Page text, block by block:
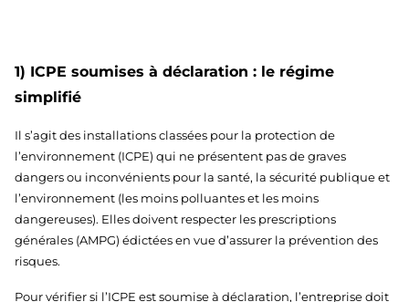
1) ICPE soumises à déclaration : le régime
simplifié
Il s’agit des installations classées pour la protection de
l’environnement (ICPE) qui ne présentent pas de graves
dangers ou inconvénients pour la santé, la sécurité publique et
l’environnement (les moins polluantes et les moins
dangereuses). Elles doivent respecter les prescriptions
générales (AMPG) édictées en vue d’assurer la prévention des
risques.
Pour vérifier si l’ICPE est soumise à déclaration, l’entreprise doit